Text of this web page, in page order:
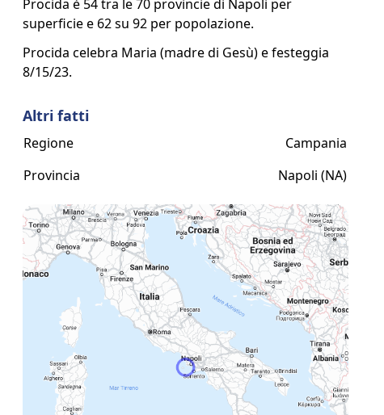
Procida è 54 tra le 70 provincie di Napoli per
superficie e 62 su 92 per popolazione.
Procida celebra Maria (madre di Gesù) e festeggia
8/15/23.
Altri fatti
Regione
Campania
Provincia
Napoli (NA)